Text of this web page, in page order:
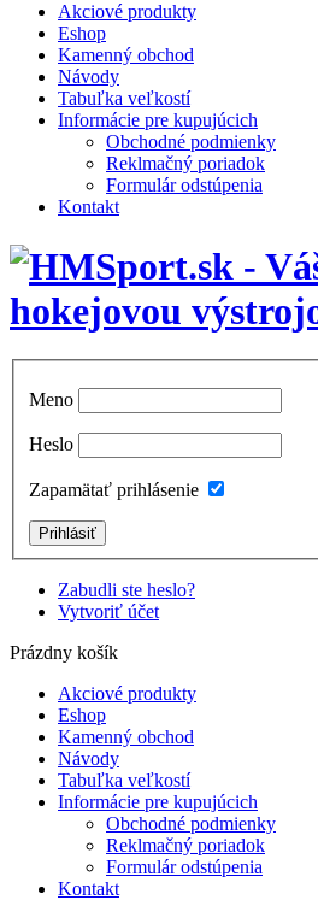
Akciové produkty
Eshop
Kamenný obchod
Návody
Tabuľka veľkostí
Informácie pre kupujúcich
Obchodné podmienky
Reklmačný poriadok
Formulár odstúpenia
Kontakt
Meno
Heslo
Zapamätať prihlásenie
Zabudli ste heslo?
Vytvoriť účet
Prázdny košík
Akciové produkty
Eshop
Kamenný obchod
Návody
Tabuľka veľkostí
Informácie pre kupujúcich
Obchodné podmienky
Reklmačný poriadok
Formulár odstúpenia
Kontakt